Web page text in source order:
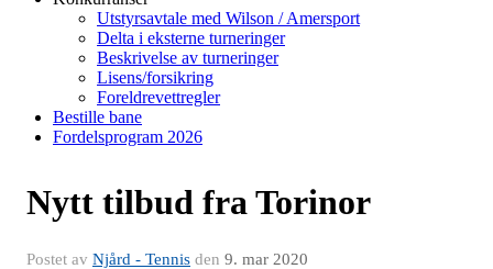
Utstyrsavtale med Wilson / Amersport
Delta i eksterne turneringer
Beskrivelse av turneringer
Lisens/forsikring
Foreldrevettregler
Bestille bane
Fordelsprogram 2026
Nytt tilbud fra Torinor
Postet av Njård - Tennis den 9. mar 2020